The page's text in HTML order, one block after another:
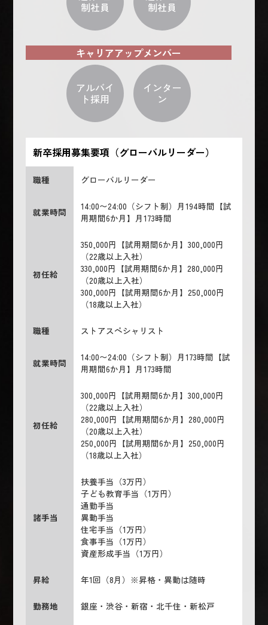
制社員 制社員
キャリアアップメンバー
アルバイ
ト採用
インター
ン
新卒採用募集要項（グローバルリーダー）
職種 グローバルリーダー
就業時間
14:00〜24:00（シフト制）月194時間【試
用期間6か月】月173時間
初任給
350,000円【試用期間6か月】300,000円
（22歳以上入社）
330,000円【試用期間6か月】280,000円
（20歳以上入社）
300,000円【試用期間6か月】250,000円
（18歳以上入社）
職種 ストアスペシャリスト
就業時間
14:00〜24:00（シフト制）月173時間【試
用期間6か月】月173時間
初任給
300,000円【試用期間6か月】300,000円
（22歳以上入社）
280,000円【試用期間6か月】280,000円
（20歳以上入社）
250,000円【試用期間6か月】250,000円
（18歳以上入社）
諸手当
扶養手当（3万円）
子ども教育手当（1万円）
通勤手当
異動手当
住宅手当（1万円）
食事手当（1万円）
資産形成手当（1万円）
昇給 年1回（8月）※昇格・異動は随時
勤務地 銀座・渋谷・新宿・北千住・新松戸